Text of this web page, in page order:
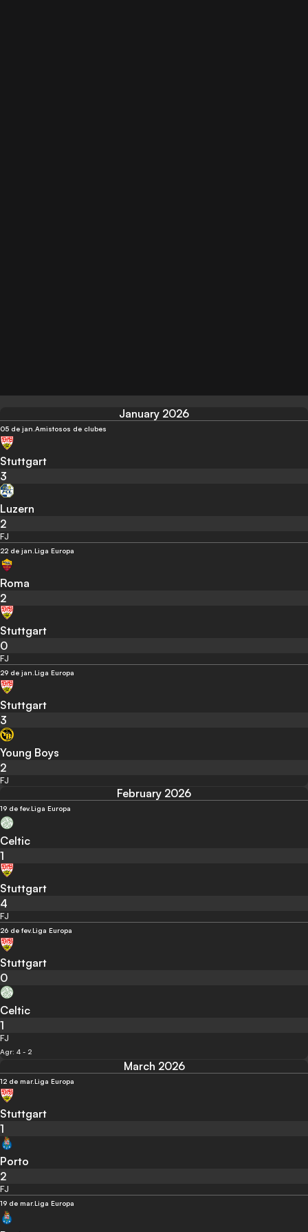
January 2026
05 de jan.Amistosos de clubes
Stuttgart
3
Luzern
2
FJ
22 de jan.Liga Europa
Roma
2
Stuttgart
0
FJ
29 de jan.Liga Europa
Stuttgart
3
Young Boys
2
FJ
February 2026
19 de fev.Liga Europa
Celtic
1
Stuttgart
4
FJ
26 de fev.Liga Europa
Stuttgart
0
Celtic
1
FJ
Agr: 4 - 2
March 2026
12 de mar.Liga Europa
Stuttgart
1
Porto
2
FJ
19 de mar.Liga Europa